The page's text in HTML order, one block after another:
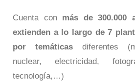
Cuenta con más de 300.000
extienden a lo largo de 7
por temáticas diferentes
nuclear, electricidad,
tecnología,…)